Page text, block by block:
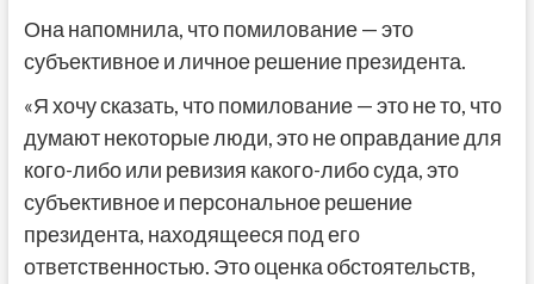
Она напомнила, что помилование — это
субъективное и личное решение президента.
«Я хочу сказать, что помилование — это не то, что
думают некоторые люди, это не оправдание для
кого-либо или ревизия какого-либо суда, это
субъективное и персональное решение
президента, находящееся под его
ответственностью. Это оценка обстоятельств,